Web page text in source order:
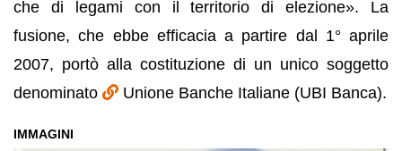
che di legami con il territorio di elezione». La
fusione, che ebbe efficacia a partire dal 1° aprile
2007, portò alla costituzione di un unico soggetto
denominato
Unione Banche Italiane (UBI Banca).
IMMAGINI